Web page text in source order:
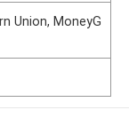
Union, MoneyG